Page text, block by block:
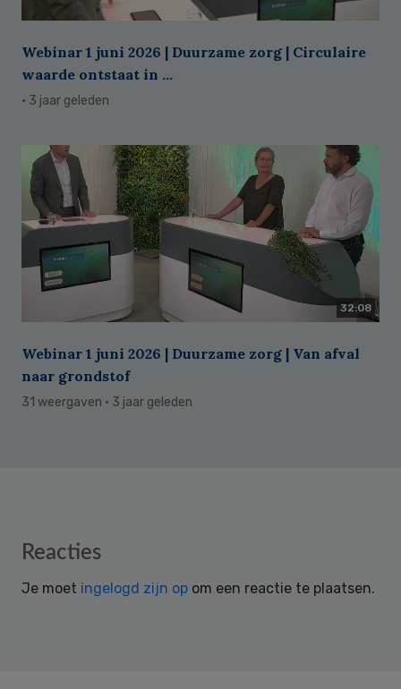
Webinar 1 juni 2026 | Duurzame zorg | Circulaire
waarde ontstaat in ...
· 3 jaar geleden
32:08
Webinar 1 juni 2026 | Duurzame zorg | Van afval
naar grondstof
31 weergaven · 3 jaar geleden
Reader
Reacties
Je moet ingelogd zijn op om een reactie te plaatsen.